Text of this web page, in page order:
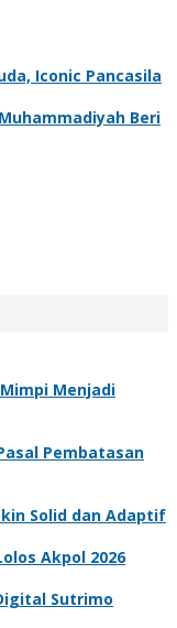
Iconic Pancasila
Beri
Menjadi
Pembatasan
Solid dan Adaptif
Akpol 2026
Sutrimo